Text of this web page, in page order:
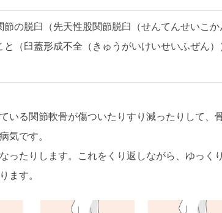
節の脱臼（先天性股関節脱臼（せんてんせいこ
と（臼蓋形成不全（きゅうがいけいせいふぜん
いる関節軟骨が傷ついたりすり減ったりして、
気です。
ったりします。これをくり返しながら、ゆっく
ます。